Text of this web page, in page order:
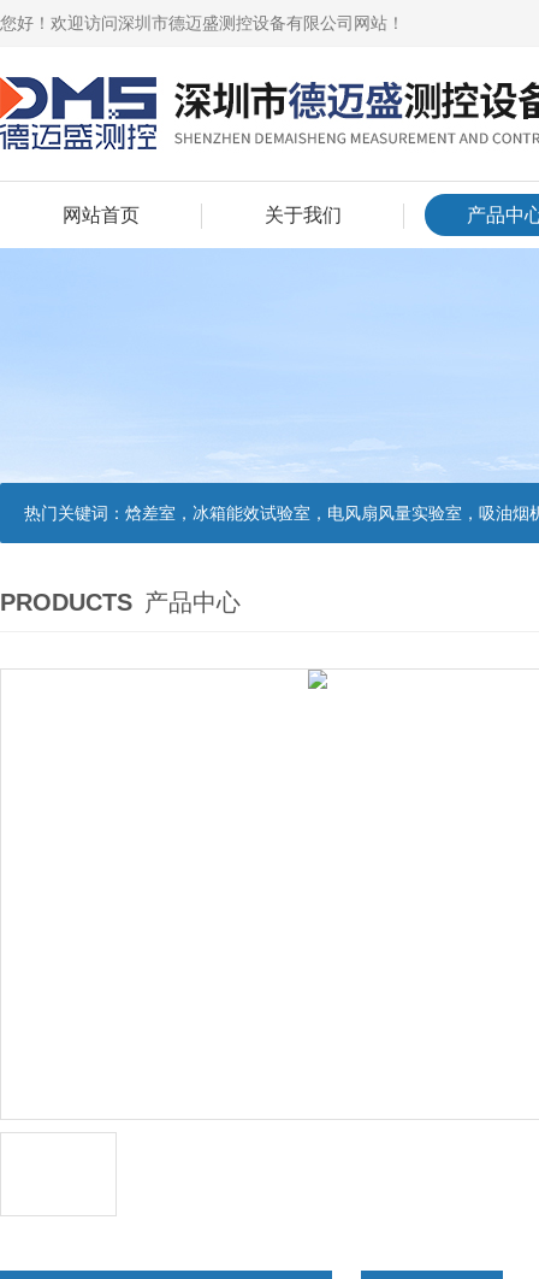
您好！欢迎访问深圳市德迈盛测控设备有限公司网站！
网站首页 关于我们 产品中
热门关键词： 焓差室，冰箱能效试验室，电风扇风量实验室，吸油烟机油脂分离度试验装置，吸油烟机空气性能试验装置，吸油烟机气味
PRODUCTS 产品中心